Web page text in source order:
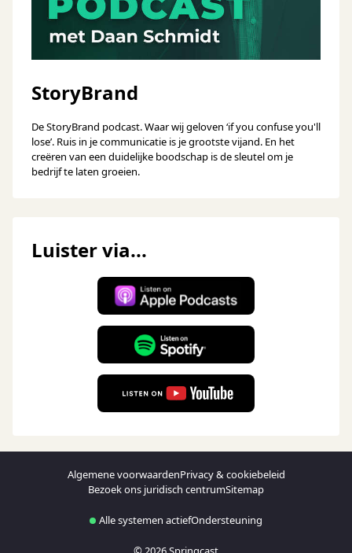
StoryBrand
De StoryBrand podcast. Waar wij geloven ‘if you confuse you'll
lose’. Ruis in je communicatie is je grootste vijand. En het
creëren van een duidelijke boodschap is de sleutel om je
bedrijf te laten groeien.
Luister via...
Algemene voorwaardenPrivacy & cookiebeleid
Bezoek ons juridisch centrumSitemap
Alle systemen actiefOndersteuning